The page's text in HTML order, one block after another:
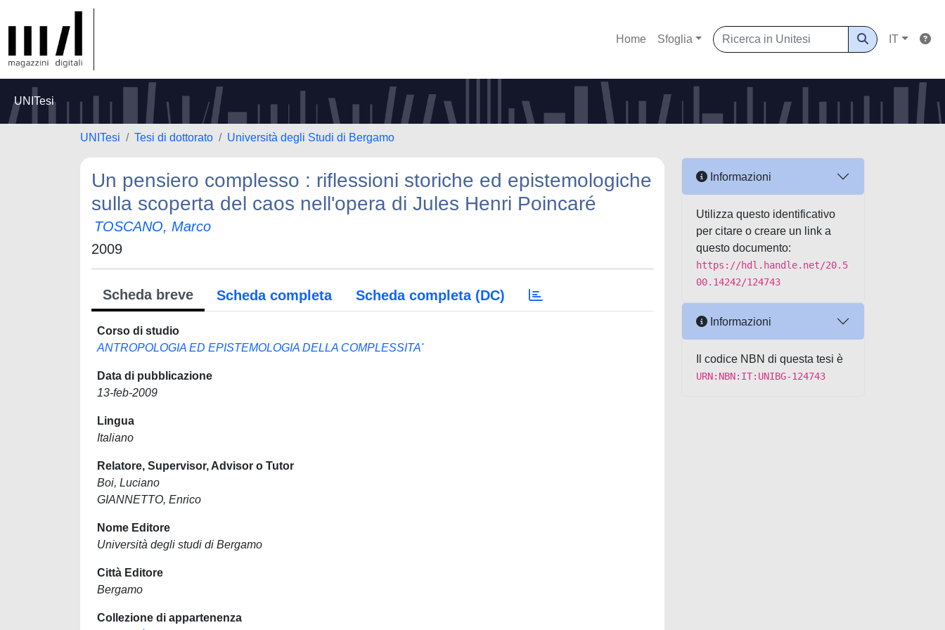
Home Sfoglia IT
UNITesi
UNITesi Tesi di dottorato Università degli Studi di Bergamo
Un pensiero complesso : riflessioni storiche ed epistemologiche
sulla scoperta del caos nell'opera di Jules Henri Poincaré
TOSCANO, Marco
2009
Scheda breve Scheda completa Scheda completa (DC)
Corso di studio
ANTROPOLOGIA ED EPISTEMOLOGIA DELLA COMPLESSITA'
Data di pubblicazione
13-feb-2009
Lingua
Italiano
Relatore, Supervisor, Advisor o Tutor
Boi, Luciano
GIANNETTO, Enrico
Nome Editore
Università degli studi di Bergamo
Città Editore
Bergamo
Collezione di appartenenza
Informazioni
Utilizza questo identificativo
per citare o creare un link a
questo documento:
https://hdl.handle.net/20.5
00.14242/124743
Informazioni
Il codice NBN di questa tesi è
URN:NBN:IT:UNIBG-124743